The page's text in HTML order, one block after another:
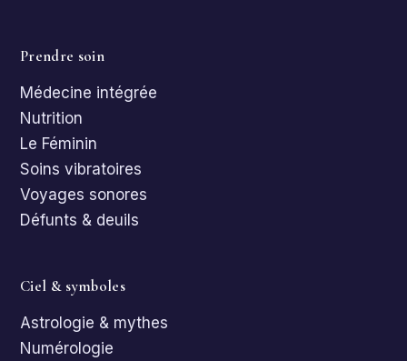
Prendre soin
Médecine intégrée
Nutrition
Le Féminin
Soins vibratoires
Voyages sonores
Défunts & deuils
Ciel & symboles
Astrologie & mythes
Numérologie